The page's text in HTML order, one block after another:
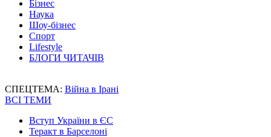
Бізнес
Наука
Шоу-бізнес
Спорт
Lifestyle
БЛОГИ ЧИТАЧІВ
СПЕЦТЕМА: Війна в Ірані
ВСІ ТЕМИ
Вступ України в ЄС
Теракт в Барселоні